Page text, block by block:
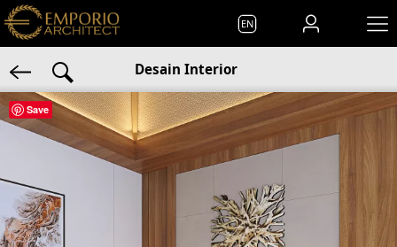
EN
Desain Interior
Save